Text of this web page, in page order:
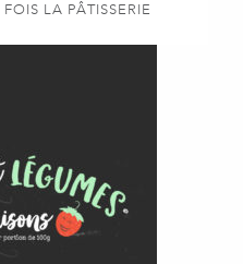
LA PÂTISSERIE